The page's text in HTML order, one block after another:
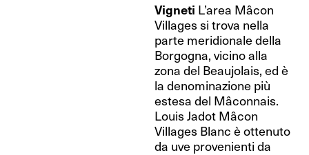
Vigneti L’area Mâcon
Villages si trova nella
parte meridionale della
Borgogna, vicino alla
zona del Beaujolais, ed è
la denominazione più
estesa del Mâconnais.
Louis Jadot Mâcon
Villages Blanc è ottenuto
da uve provenienti da